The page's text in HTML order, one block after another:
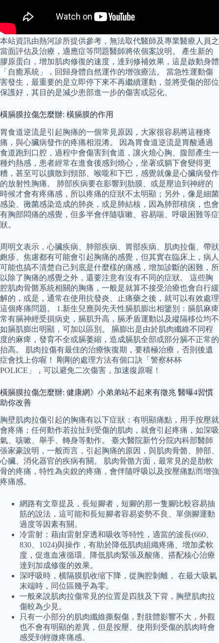
本站資訊由熱河診所提供參考，無法取代醫師及專業醫療人員之
當面評估及治療，適應症等問題醫師將依個案說明。 產生新的
膠原蛋白，增加肌肉修復的速度，達到修補效果，這是啟動身體
「自癒系統」，回歸身體自然運作的增強療法。 當急性運動傷
害發生，最重要的是立即停下來不再繼續運動，並將受傷的部位
保護好，其目的是減少患部進一步的傷害或惡化。
橫膈膜拉傷怎麼辦: 橫膈膜的作用
胃食道逆流是引起胸痛的一個常見原因，大家很容易將這種疼
痛，與心臟病發作的疼痛相混淆。 因為胃食道逆流是胃酸通過
食道跑到口腔，過程中會傷害到食道，讓火燒心胸、腹部產生一
種灼熱感，患者經常在進食後感到燒心，坐著或躺下會變得更
糟，甚至可以擴散到頸部、喉嚨和下巴，感覺就像是心臟病發作
的放射性胸痛。 肺部疾病要在影響到肋膜、或是壓迫到神經的
時候才會有疼痛感，所以疼痛的症狀不太明顯；另外，像是細菌
感染、黴菌感染造成的肺炎，或是肺結核，因為肺部積痰，也會
有胸部悶痛的感覺，但多半會伴隨咳嗽、容易喘、呼吸困難等症
狀。
周明文表示，心臟疾病、肺部疾病、胃部疾病、肌肉拉傷、帶狀
皰疹、焦慮都有可能會引起胸痛的感覺，但其實在臨床上，病人
可能也搞不清楚自己到底是什麼樣的痛感，增加診斷的困難，所
以除了胸痛的感覺之外，還要注意有沒有不同的症狀。 這些胸
腔肌肉骨骼系統相關的胸痛，一般是就算不接受治療也會自行緩
解的，或是，通常在使用抗發炎、止痛藥之後，就可以有效處理
這個疼痛問題。 1.新生兒應與先天性膈肌膨出相鑒別：膈肌麻痺
常有膈神經受損病史，膈肌升高，膈矛盾運動以及縱隔移位均不
如膈肌膨出明顯，可加以區別。 膈膨出是由於肌肉纖維不同程
度的麻痺，發育不全或膈萎縮，造成膈肌全部或部分膈不正常的
抬高。 肌肉拉傷有最佳的治療恢復期，要積極治療，否則後遺
症會找上你喔！ 剛剛的處理方法有個口訣「警察杯杯
POLICE」，可以避免二次傷害，加速復原喔！
橫膈膜拉傷怎麼辦: 健康網》小弟弟站不起來有徵兆 醫曝4習慣
助你改善
胸壁肌肉拉傷引起的胸痛有以下症狀：有明顯痛點，用手按壓就
會疼痛；任何動作若拉扯到受傷的肌肉，就會引起疼痛，如深吸
氣、咳嗽、舉手、轉身等動作。 臺大醫院新竹分院內科部醫師
張家豪說明，一般而言，引起胸痛的原因，與肌肉骨骼、肺部、
心臟、消化器官的疾病有關。 肌肉骨骼方面，最常見的是肋軟
骨的疼痛，特性為尖銳的疼痛，會伴隨呼吸以及按壓痛點而增強
疼痛感。
網路有文章提及，長短腳者，短腳的那一隻腳比較容易抽
筋的說法，這可能和長短腳者容易姿勢不良、單側腳運動
過度等因素有關。
冷雷射：藉由雷射穿透和吸收等特性，適當的波長(660、
830、1024)與操作，有助於降低肌肉組織疼痛、增加柔軟
度，促進血液循環、降低肌肉緊張及酸痛、搭配核心治療
達到加成修復的效果。
深呼吸時，横隔膜肌收缩下降，從胸腔剝離， 在最大吸氣
末端時，同位區幾乎為零。
一般來說肌肉拉傷常見的位置是四肢及下背，胸壁肌肉拉
傷較為少見。
只有一小部分的肌肉纖維撕裂傷，對肢體影響不大，外觀
也不會有明顯的差異，但是按壓、使用到受傷的肌肉時會
感受到輕微疼痛感。